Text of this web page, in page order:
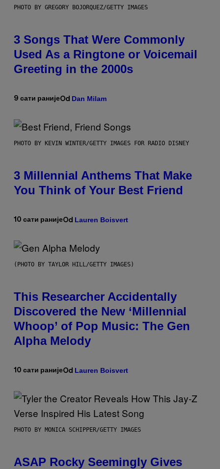
PHOTO BY GREGORY BOJORQUEZ/GETTY IMAGES
3 Songs That Were Commonly
Used As a Ringtone or Voicemail
Greeting in the 2000s
9 сати ранијеOd Dan Milam
PHOTO BY KEVIN WINTER/GETTY IMAGES FOR RADIO DISNEY
3 Millennial Anthems That Make
You Think of Your Best Friend
10 сати ранијеOd Lauren Boisvert
(PHOTO BY TAYLOR HILL/GETTY IMAGES)
This Researcher Accidentally
Discovered the New ‘Millennial
Whoop’ of Pop Music: The Gen
Alpha Melody
10 сати ранијеOd Lauren Boisvert
PHOTO BY MONICA SCHIPPER/GETTY IMAGES
ASAP Rocky Seemingly Gives